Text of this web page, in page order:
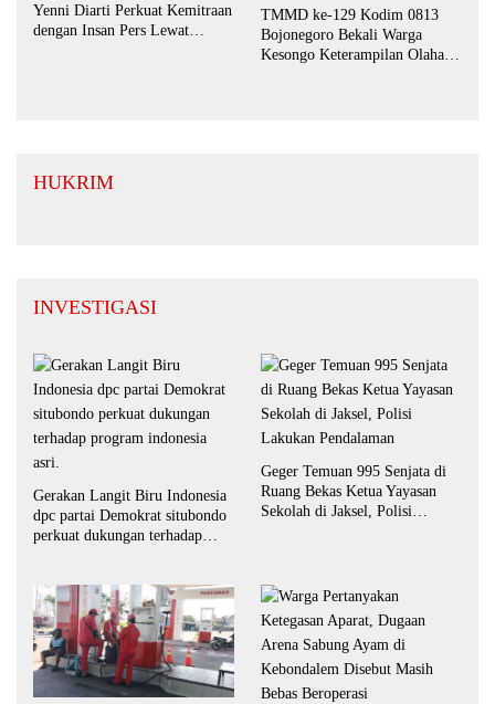
Yenni Diarti Perkuat Kemitraan
dengan Insan Pers Lewat
TMMD ke-129 Kodim 0813
Bojonegoro Bekali Warga
Kesongo Keterampilan Olahan
HUKRIM
INVESTIGASI
Gerakan Langit Biru Indonesia
dpc partai Demokrat situbondo
perkuat dukungan terhadap
Geger Temuan 995 Senjata di
Ruang Bekas Ketua Yayasan
Sekolah di Jaksel, Polisi